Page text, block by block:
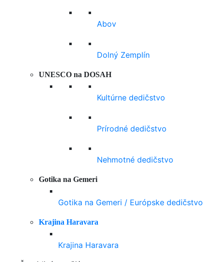
Abov
Dolný Zemplín
UNESCO na DOSAH
Kultúrne dedičstvo
Prírodné dedičstvo
Nehmotné dedičstvo
Gotika na Gemeri
Gotika na Gemeri / Európske dedičstvo
Krajina Haravara
Krajina Haravara